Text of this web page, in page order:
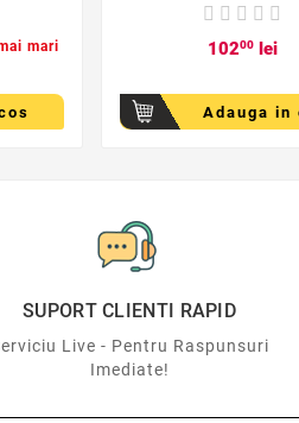
mari
10200lei
Adauga in
SUPORT CLIENTI RAPID
Live - Pentru Raspunsuri
Imediate!